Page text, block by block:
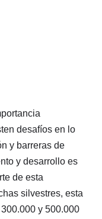
desafíos en lo
y barreras de
y desarrollo es
de esta
silvestres, esta
y 500.000